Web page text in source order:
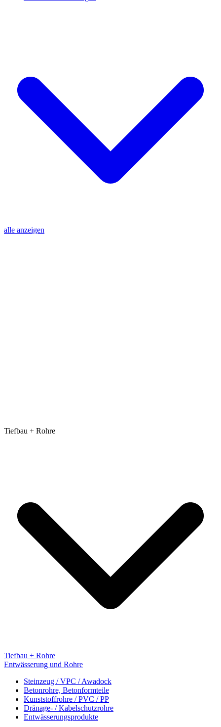
alle anzeigen
Tiefbau + Rohre
Tiefbau + Rohre
Entwässerung und Rohre
Steinzeug / VPC / Awadock
Betonrohre, Betonformteile
Kunststoffrohre / PVC / PP
Dränage- / Kabelschutzrohre
Entwässerungsprodukte